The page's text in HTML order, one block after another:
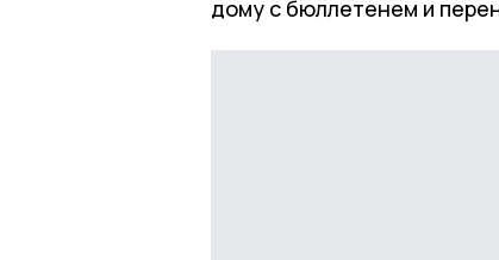
дому с бюллетенем и